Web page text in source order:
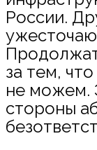
России.
за тем,
не можем.
стороны